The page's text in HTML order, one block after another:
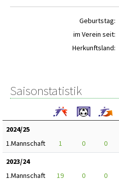
Geburtstag:
im Verein seit:
Herkunftsland:
Saisonstatistik
2024/25
1.Mannschaft
1 0 0
2023/24
1.Mannschaft
19 0 0